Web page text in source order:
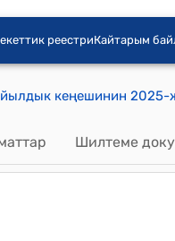
реестриКайтарым
Шилтеме